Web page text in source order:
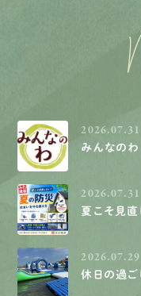
2026.07.31
みんなの
2026.07.31
夏こそ見直
2026.07.29
休日の過ご